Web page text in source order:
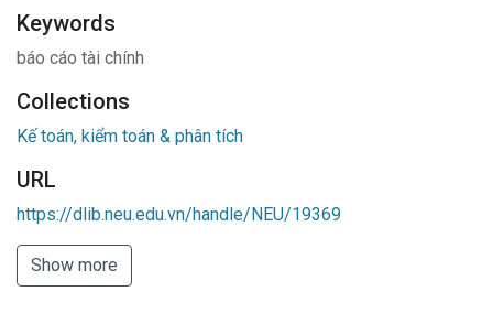
Keywords
báo cáo tài chính
Collections
Kế toán, kiểm toán & phân tích
URL
https://dlib.neu.edu.vn/handle/NEU/19369
Show more